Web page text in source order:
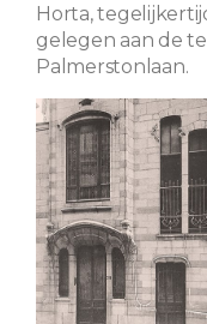
Horta,
gelegen aan de
Palmerstonlaan.